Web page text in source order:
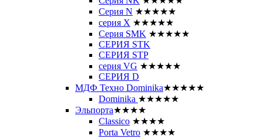
Серия N ★★★★★
серия X ★★★★★
Серия SMK ★★★★★
СЕРИЯ STK
СЕРИЯ STP
серия VG ★★★★★
СЕРИЯ D
МДФ Техно Dominika★★★★★
Dominika ★★★★★
Эльпорта★★★★
Classico ★★★★
Porta Vetro ★★★★